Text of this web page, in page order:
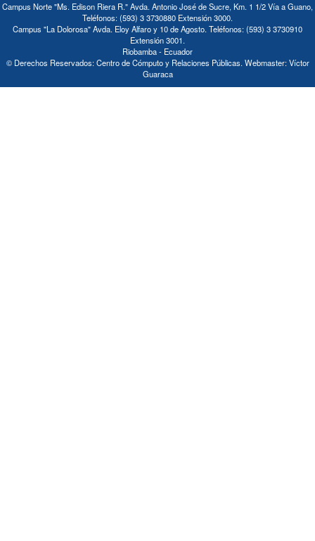
Campus Norte "Ms. Edison Riera R." Avda. Antonio José de Sucre, Km. 1 1/2 Vía a Guano,
Teléfonos: (593) 3 3730880 Extensión 3000.
Campus "La Dolorosa" Avda. Eloy Alfaro y 10 de Agosto. Teléfonos: (593) 3 3730910
Extensión 3001.
Riobamba - Ecuador
© Derechos Reservados: Centro de Cómputo y Relaciones Públicas. Webmaster: Víctor
Guaraca